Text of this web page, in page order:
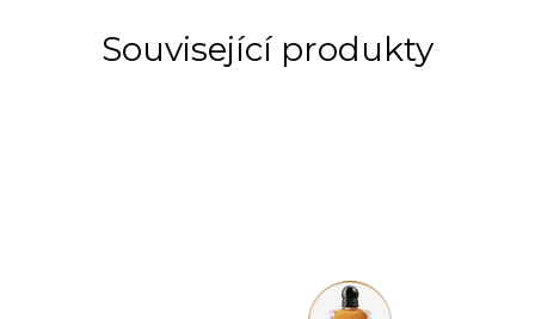
Související produkty